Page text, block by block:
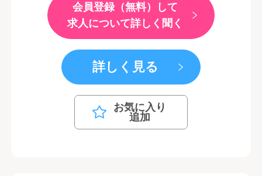
会員登録（無料）して
求人について詳しく聞く
詳しく見る
お気に入り
追加